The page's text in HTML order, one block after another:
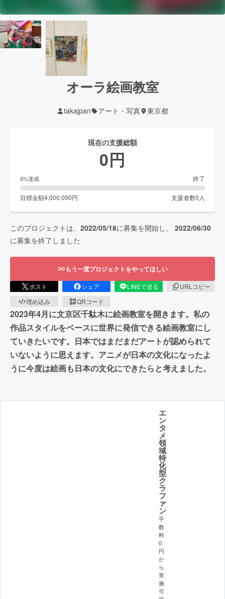
オーラ絵画教室
takajpan アート・写真 東京都
現在の支援総額
0円
0%達成 終了
目標金額4,000,000円 支援者数0 人
このプロジェクトは、 2022/05/18に募集を開始し、 2022/06/30
に募集を終了しました
もう一度プロジェクトをやってほしい
ポスト シェア LINEで送る
URLコピー
埋め込み
QRコード
2023年4月に文京区千駄木に絵画教室を開きます。私の
作品スタイルをベースに世界に発信できる絵画教室にし
ていきたいです。日本ではまだまだアートが認められて
いないように思えます。アニメが日本の文化になったよ
うに今度は絵画も日本の文化にできたらと考えました。
エ
ン
タ
メ
領
域
特
化
型
ク
ラ
フ
ァ
ン
手
数
料
0
円
か
ら
実
施
可